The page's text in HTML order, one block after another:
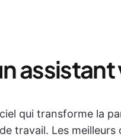
assistant
qui transforme la
travail. Les